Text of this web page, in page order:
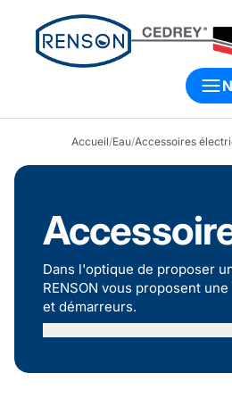
Accueil/Eau/Accessoires
Dans l'optique de proposer
RENSON vous proposent
et démarreurs.